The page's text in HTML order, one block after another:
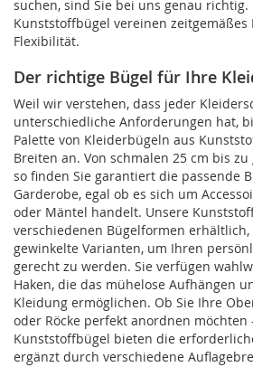
suchen, sind Sie bei uns genau richtig.
Kunststoffbügel vereinen
Flexibilität.
Der richtige Bügel für Ihre
Weil wir verstehen, dass jeder
unterschiedliche Anforderungen hat,
Palette von Kleiderbügeln aus
Breiten an. Von schmalen 25 cm bis
so finden Sie garantiert die passende
Garderobe, egal ob es sich um
oder Mäntel handelt. Unsere
verschiedenen Bügelformen
gewinkelte Varianten, um Ihren
gerecht zu werden. Sie verfügen
Haken, die das mühelose Aufhängen
Kleidung ermöglichen. Ob Sie Ihre
oder Röcke perfekt anordnen möchten
Kunststoffbügel bieten die
ergänzt durch verschiedene